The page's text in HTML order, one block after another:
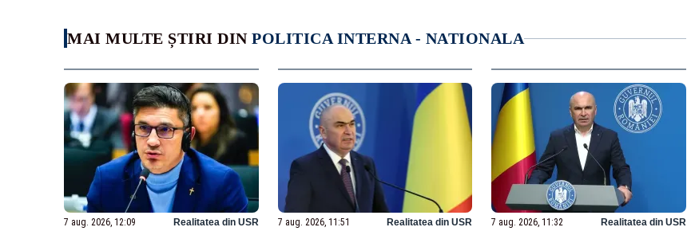
MAI MULTE ȘTIRI DIN POLITICA INTERNA - NATIONALA
7 aug. 2026, 12:09 Realitatea din USR 7 aug. 2026, 11:51 Realitatea din USR 7 aug. 2026, 11:32 Realitatea din USR